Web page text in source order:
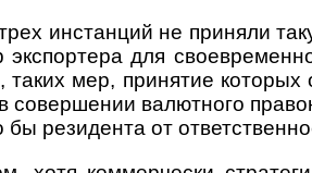
инстанций не приняли
для
таких мер, при­ня­тие кото­рых
совер­ше­нии валют­ного
рези­дента от